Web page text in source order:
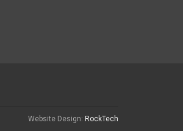
Website Design: RockTech